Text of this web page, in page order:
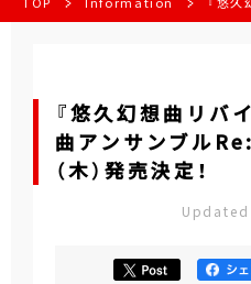
『悠久幻想曲リバ
曲アンサンブル
（木）発売決定！